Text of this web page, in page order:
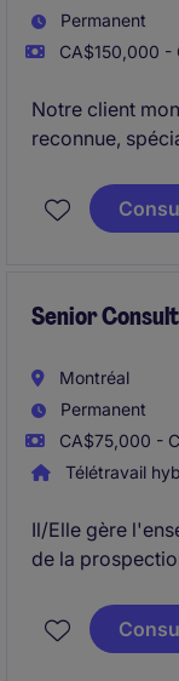
Permanent
CA$150,000 -
Notre client
reconnue,
opérations
croissance
Senior
Montréal
Permanent
CA$75,000 -
Télétravail
Il/Elle gère
de la
candidats. Il
les entreprises